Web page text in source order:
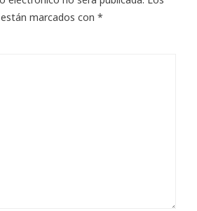
marcados con *